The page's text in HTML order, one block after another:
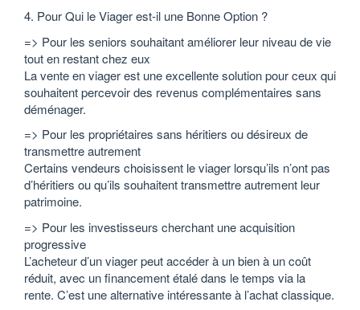
4. Pour Qui le Viager est-il une Bonne Option ?
=> Pour les seniors souhaitant améliorer leur niveau de vie
tout en restant chez eux
La vente en viager est une excellente solution pour ceux qui
souhaitent percevoir des revenus complémentaires sans
déménager.
=> Pour les propriétaires sans héritiers ou désireux de
transmettre autrement
Certains vendeurs choisissent le viager lorsqu’ils n’ont pas
d’héritiers ou qu’ils souhaitent transmettre autrement leur
patrimoine.
=> Pour les investisseurs cherchant une acquisition
progressive
L’acheteur d’un viager peut accéder à un bien à un coût
réduit, avec un financement étalé dans le temps via la
rente. C’est une alternative intéressante à l’achat classique.